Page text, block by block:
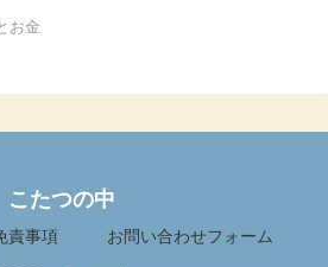
お金
こたつの中
責事項 お問い合わせフォーム